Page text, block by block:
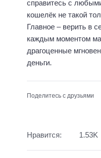
справитесь с
кошелёк не такой
Главное – верить в
каждым моментом
драгоценные
деньги.
Поделитесь с друзьями
Нравится: 1.53K